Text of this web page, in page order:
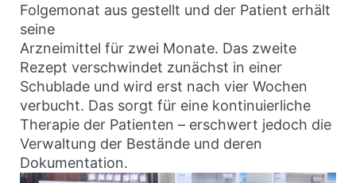
Folgemonat aus gestellt und der Patient erhält
seine
Arzneimittel für zwei Monate. Das zweite
Rezept verschwindet zunächst in einer
Schublade und wird erst nach vier Wochen
verbucht. Das sorgt für eine kontinuierliche
Therapie der Patienten – erschwert jedoch die
Verwaltung der Bestände und deren
Dokumentation.